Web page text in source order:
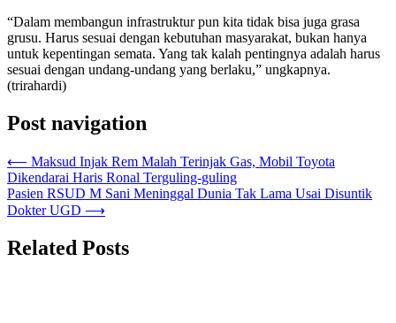
“Dalam membangun infrastruktur pun kita tidak bisa juga grasa
grusu. Harus sesuai dengan kebutuhan masyarakat, bukan hanya
untuk kepentingan semata. Yang tak kalah pentingnya adalah harus
sesuai dengan undang-undang yang berlaku,” ungkapnya.
(trirahardi)
Post navigation
⟵ Maksud Injak Rem Malah Terinjak Gas, Mobil Toyota
Dikendarai Haris Ronal Terguling-guling
Pasien RSUD M Sani Meninggal Dunia Tak Lama Usai Disuntik
Dokter UGD ⟶
Related Posts